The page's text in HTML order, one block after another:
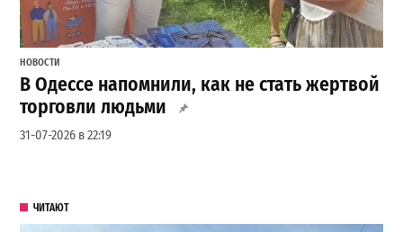
НОВОСТИ
В Одессе напомнили, как не стать жертвой
торговли людьми
31-07-2026 в 22:19
ЧИТАЮТ